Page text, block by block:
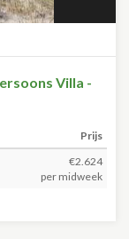
Villa -
Prijs
€2.624
per midweek